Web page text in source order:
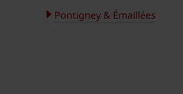
Pontigney & Émaillées